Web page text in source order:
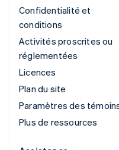
Confidentialité et
conditions
Activités proscrites ou
réglementées
Licences
Plan du site
Paramètres des
Plus de ressources